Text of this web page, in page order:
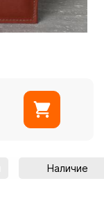
Наличие